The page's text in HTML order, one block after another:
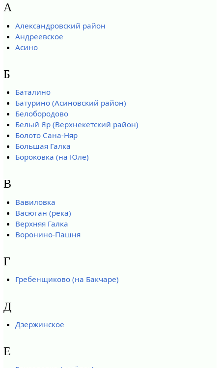
А
Александровский район
Андреевское
Асино
Б
Баталино
Батурино (Асиновский район)
Белобородово
Белый Яр (Верхнекетский район)
Болото Сана-Няр
Большая Галка
Бороковка (на Юле)
В
Вавиловка
Васюган (река)
Верхняя Галка
Воронино-Пашня
Г
Гребенщиково (на Бакчаре)
Д
Дзержинское
Е